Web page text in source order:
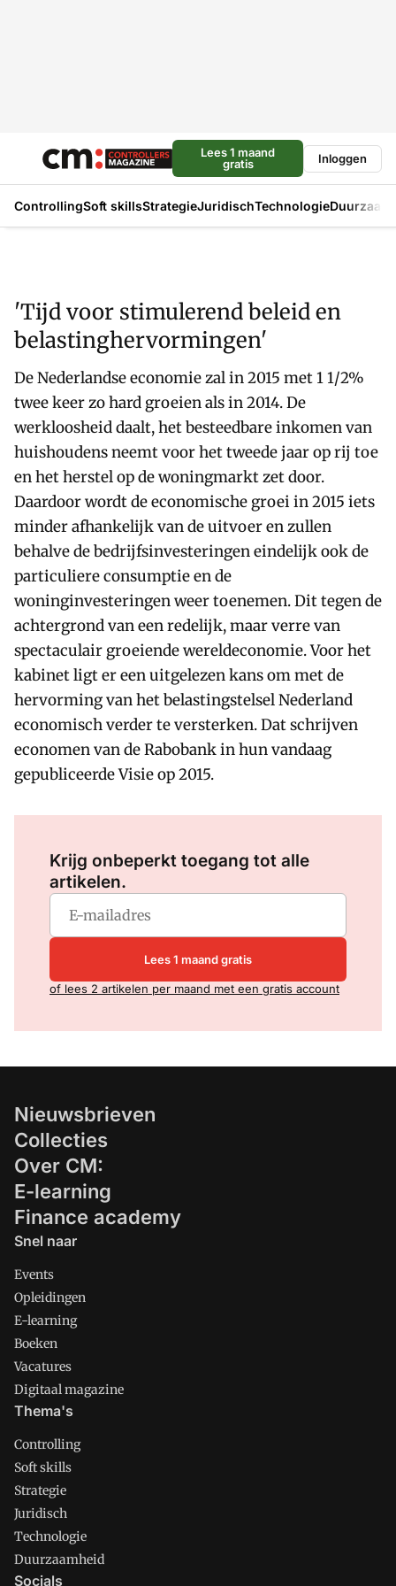
Lees 1 maand
gratis
Inloggen
ControllingSoft skillsStrategieJuridischTechnologie
'Tijd voor stimulerend beleid en
belastinghervormingen'
De Nederlandse economie zal in 2015 met 1 1/2%
twee keer zo hard groeien als in 2014. De
werkloosheid daalt, het besteedbare inkomen van
huishoudens neemt voor het tweede jaar op rij toe
en het herstel op de woningmarkt zet door.
Daardoor wordt de economische groei in 2015 iets
minder afhankelijk van de uitvoer en zullen
behalve de bedrijfsinvesteringen eindelijk ook de
particuliere consumptie en de
woninginvesteringen weer toenemen. Dit tegen de
achtergrond van een redelijk, maar verre van
spectaculair groeiende wereldeconomie. Voor het
kabinet ligt er een uitgelezen kans om met de
hervorming van het belastingstelsel Nederland
economisch verder te versterken. Dat schrijven
economen van de Rabobank in hun vandaag
gepubliceerde Visie op 2015.
Krijg onbeperkt toegang tot alle
artikelen.
Lees 1 maand gratis
of lees 2 artikelen per maand met een gratis account
Nieuwsbrieven
Collecties
Over CM:
E-learning
Finance academy
Snel naar
Events
Opleidingen
E-learning
Boeken
Vacatures
Digitaal magazine
Thema's
Controlling
Soft skills
Strategie
Juridisch
Technologie
Duurzaamheid
Socials